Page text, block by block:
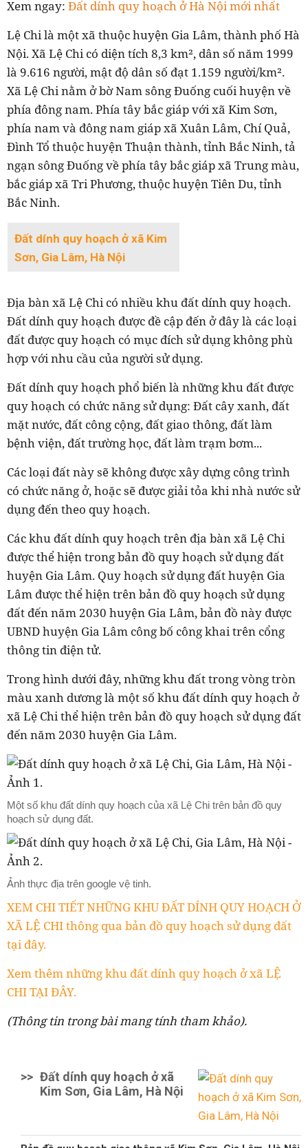
Xem ngay: Đất dính quy hoạch ở Hà Nội mới nhất
Lệ Chi là một xã thuộc huyện Gia Lâm, thành phố Hà
Nội. Xã Lệ Chi có diện tích 8,3 km², dân số năm 1999
là 9.616 người, mật độ dân số đạt 1.159 người/km².
Xã Lệ Chi nằm ở bờ Nam sông Đuống cuối huyện về
phía đông nam. Phía tây bắc giáp với xã Kim Sơn,
phía nam và đông nam giáp xã Xuân Lâm, Chí Quả,
Đình Tổ thuộc huyện Thuận thành, tỉnh Bắc Ninh, tả
ngạn sông Đuống về phía tây bắc giáp xã Trung màu,
bắc giáp xã Tri Phương, thuộc huyện Tiên Du, tỉnh
Bắc Ninh.
Đất dính quy hoạch ở xã Kim
Sơn, Gia Lâm, Hà Nội
Địa bàn xã Lệ Chi có nhiều khu đất dính quy hoạch.
Đất dính quy hoạch được đề cập đến ở đây là các loại
đất được quy hoạch có mục đích sử dụng không phù
hợp với nhu cầu của người sử dụng.
Đất dính quy hoạch phổ biến là những khu đất được
quy hoạch có chức năng sử dụng: Đất cây xanh, đất
mặt nước, đất công cộng, đất giao thông, đất làm
bệnh viện, đất trường học, đất làm trạm bơm...
Các loại đất này sẽ không được xây dựng công trình
có chức năng ở, hoặc sẽ được giải tỏa khi nhà nước sử
dụng đến theo quy hoạch.
Các khu đất dính quy hoạch trên địa bàn xã Lệ Chi
được thể hiện trong bản đồ quy hoạch sử dụng đất
huyện Gia Lâm. Quy hoạch sử dụng đất huyện Gia
Lâm được thể hiện trên bản đồ quy hoạch sử dụng
đất đến năm 2030 huyện Gia Lâm, bản đồ này được
UBND huyện Gia Lâm công bố công khai trên cổng
thông tin điện tử.
Trong hình dưới đây, những khu đất trong vòng tròn
màu xanh dương là một số khu đất dính quy hoạch ở
xã Lệ Chi thể hiện trên bản đồ quy hoạch sử dụng đất
đến năm 2030 huyện Gia Lâm.
Một số khu đất dính quy hoạch của xã Lệ Chi trên bản đồ quy
hoạch sử dụng đất.
Ảnh thực địa trên google vệ tinh.
XEM CHI TIẾT NHỮNG KHU ĐẤT DÍNH QUY HOẠCH Ở
XÃ LỆ CHI thông qua bản đồ quy hoạch sử dụng đất
tại đây.
Xem thêm những khu đất dính quy hoạch ở xã LỆ
CHI TẠI ĐÂY.
(Thông tin trong bài mang tính tham khảo).
>> Đất dính quy hoạch ở xã
Kim Sơn, Gia Lâm, Hà Nội